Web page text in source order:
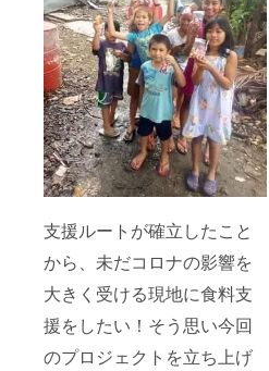
支援ルートが確立したこと
から、未だコロナの影響を
大きく受ける現地に食料支
援をしたい！そう思い今回
のプロジェクトを立ち上げ